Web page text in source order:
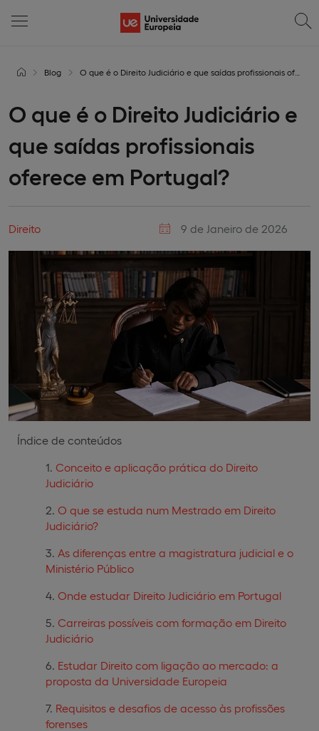
Blog O que é o Direito Judiciário e que saídas profissionais oferece em Portugal?
O que é o Direito Judiciário e
que saídas profissionais
oferece em Portugal?
Direito 9 de Janeiro de 2026
Índice de conteúdos
Conceito e aplicação prática do Direito
Judiciário
O que se estuda num Mestrado em Direito
Judiciário?
As diferenças entre a magistratura judicial e o
Ministério Público
Onde estudar Direito Judiciário em Portugal
Carreiras possíveis com formação em Direito
Judiciário
Estudar Direito com ligação ao mercado: a
proposta da Universidade Europeia
Requisitos e desafios de acesso às profissões
forenses